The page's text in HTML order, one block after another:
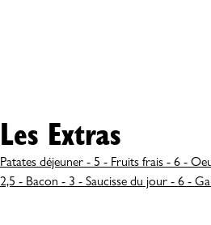
Les Extras
Patates déjeuner - 5 - Fruits frais - 6 -
2,5 - Bacon - 3 - Saucisse du jour - 6 -